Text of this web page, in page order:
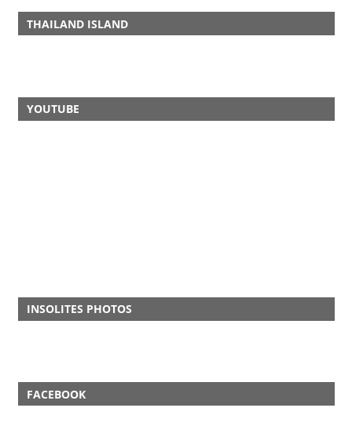
THAILAND ISLAND
YOUTUBE
INSOLITES PHOTOS
FACEBOOK